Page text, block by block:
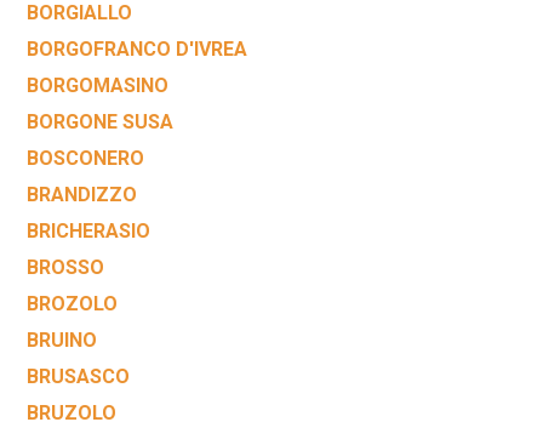
BORGIALLO
BORGOFRANCO D'IVREA
BORGOMASINO
BORGONE SUSA
BOSCONERO
BRANDIZZO
BRICHERASIO
BROSSO
BROZOLO
BRUINO
BRUSASCO
BRUZOLO